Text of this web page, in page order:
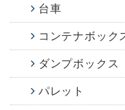
台車
コンテナボック
ダンプボックス
パレット